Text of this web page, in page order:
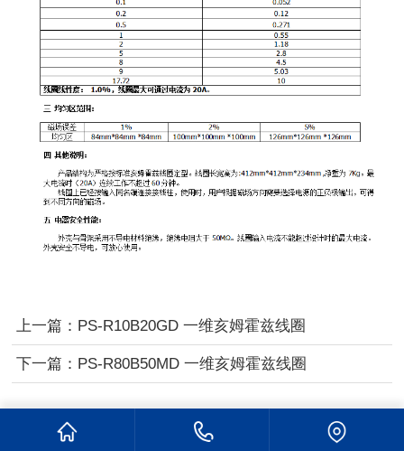
上一篇： PS-R10B20GD 一维亥姆霍兹线圈
下一篇： PS-R80B50MD 一维亥姆霍兹线圈